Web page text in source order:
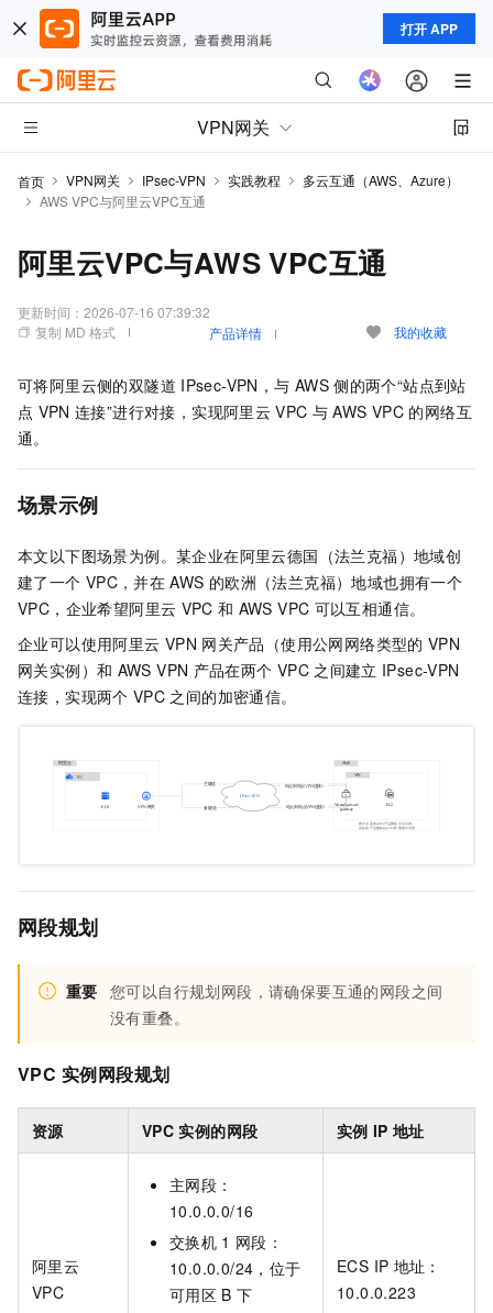
打开 APP
VPN网关
首页 VPN网关 IPsec-VPN 实践教程
多云互通（AWS、Azure）
AWS VPC与阿里云VPC互通
阿里云VPC与AWS VPC互通
更新时间： 2026-07-16 07:39:32
复制 MD 格式
产品详情 我的收藏
可将阿里云侧的双隧道 IPsec-VPN，与 AWS 侧的两个“站点到站
点 VPN 连接”进行对接，实现阿里云 VPC 与 AWS VPC 的网络互
通。
场景示例
本文以下图场景为例。某企业在阿里云德国（法兰克福）地域创
建了一个 VPC，并在 AWS 的欧洲（法兰克福）地域也拥有一个
VPC，企业希望阿里云 VPC 和 AWS VPC 可以互相通信。
企业可以使用阿里云 VPN 网关产品（使用公网网络类型的 VPN
网关实例）和 AWS VPN 产品在两个 VPC 之间建立 IPsec-VPN
连接，实现两个 VPC 之间的加密通信。
网段规划
重要 您可以自行规划网段，请确保要互通的网段之间
没有重叠。
VPC 实例网段规划
资源 VPC 实例的网段 实例 IP 地址
阿里云
VPC
主网段：
10.0.0.0/16
交换机 1 网段：
10.0.0.0/24，位于
可用区 B 下
ECS IP 地址：
10.0.0.223